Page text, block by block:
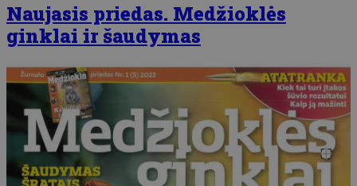
Naujasis priedas. Medžioklės
ginklai ir šaudymas